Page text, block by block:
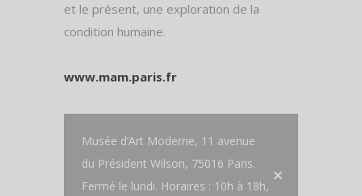
et le présent, une exploration de la
condition humaine.
www.mam.paris.fr
Musée d’Art Moderne, 11 avenue
du Président Wilson, 75016 Paris.
Fermé le lundi. Horaires : 10h à 18h,